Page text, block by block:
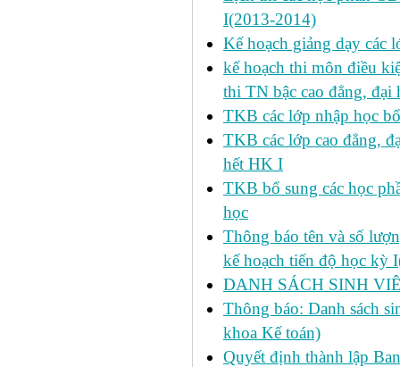
I(2013-2014)
Kế hoạch giảng dạy các
kế hoạch thi môn điều
thi TN bậc cao đẳng, đại
TKB các lớp nhập học
TKB các lớp cao đẳng,
hết HK I
TKB bổ sung các học
học
Thông báo tên và số
kế hoạch tiến độ học kỳ
DANH SÁCH SINH
Thông báo: Danh sách
khoa Kế toán)
Quyết định thành lập